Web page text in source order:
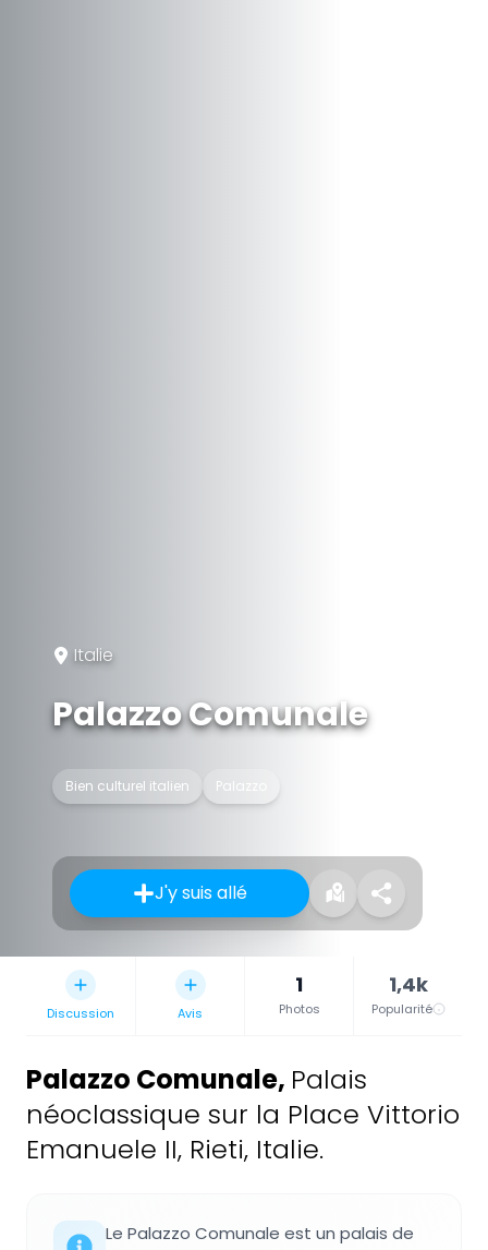
Italie
Palazzo Comunale
Bien culturel italien Palazzo
J'y suis allé
Discussion Avis
1
Photos
1,4k
Popularité
Palazzo Comunale, Palais
néoclassique sur la Place Vittorio
Emanuele II, Rieti, Italie.
Le Palazzo Comunale est un palais de